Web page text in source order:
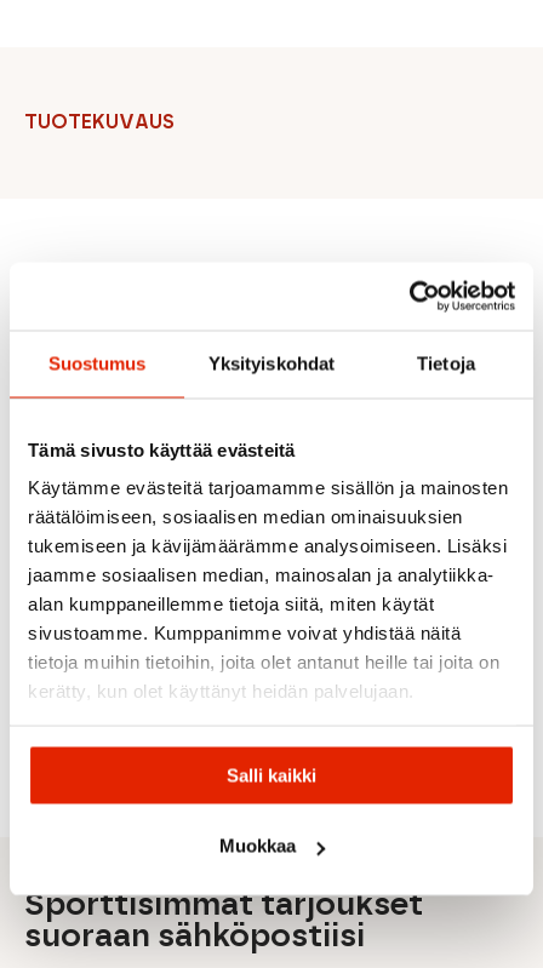
Suostumus Yksityiskohdat Tietoja
Tämä sivusto käyttää evästeitä
Käytämme evästeitä tarjoamamme sisällön ja mainosten
räätälöimiseen, sosiaalisen median ominaisuuksien
tukemiseen ja kävijämäärämme analysoimiseen. Lisäksi
jaamme sosiaalisen median, mainosalan ja analytiikka-
alan kumppaneillemme tietoja siitä, miten käytät
sivustoamme. Kumppanimme voivat yhdistää näitä
tietoja muihin tietoihin, joita olet antanut heille tai joita on
kerätty, kun olet käyttänyt heidän palvelujaan.
Salli kaikki
Muokkaa
TUOTEKUVAUS
Suositeltua sinulle
Swix
ALE
hinta
hinta
Swix
HS6
Blue
-4/-12
Vauhti
hinta
hinta
Vauhti
360
Base
Cleaner
80ml
VALKOINEN
Craft
ALE
hinta
oli:
hinta
on:
Craft
CORE
Dry
Shaftless
Sukka
Unisex
Hestra
Hestra Heli
Ski Wool
Liner 5-
Finger
Sisähanska
Roeckl
Roeckl
Laikko
MUSTA/
Sporttisimmat tarjoukset
suoraan sähköpostiisi